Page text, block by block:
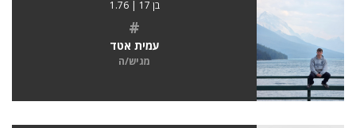
בן 17 | 1.76
#
עמית אטד
מגיש/ה